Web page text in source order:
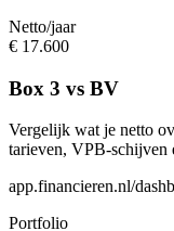
Netto/jaar
€ 17.600
Box 3 vs BV
Vergelijk wat je netto
tarieven, VPB-schijven
app.financieren.nl/
Portfolio